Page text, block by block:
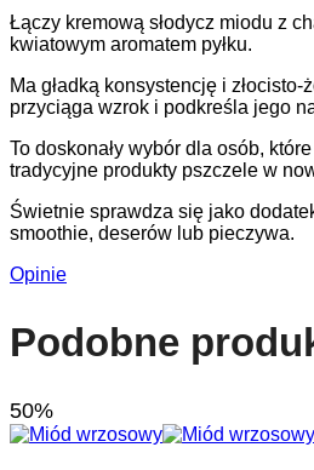
Łączy kremową słodycz miodu z
kwiatowym aromatem pyłku.
Ma gładką konsystencję i złocisto-
przyciąga wzrok i podkreśla jego
To doskonały wybór dla osób,
tradycyjne produkty pszczele w
Świetnie sprawdza się jako
smoothie, deserów lub pieczywa.
Opinie
Podobne
50%